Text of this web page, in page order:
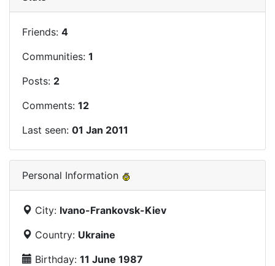
Friends: 4
Communities: 1
Posts: 2
Comments: 12
Last seen: 01 Jan 2011
Personal Information
City: Ivano-Frankovsk-Kiev
Country: Ukraine
Birthday: 11 June 1987